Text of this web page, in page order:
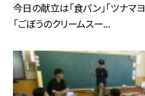
今日の献立は「食パン」「ツナマヨ
「ごぼうのクリームスー...